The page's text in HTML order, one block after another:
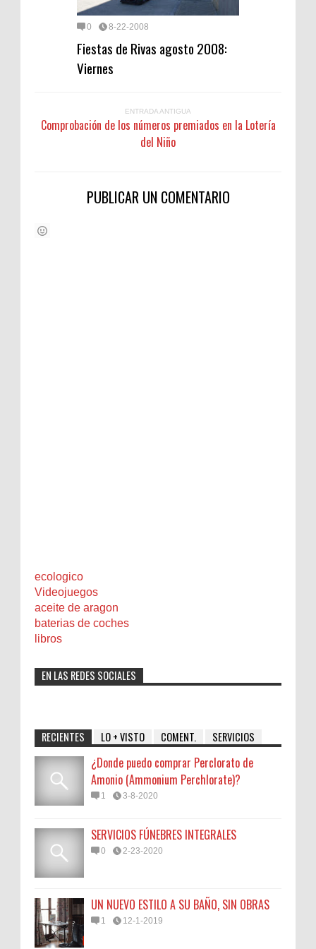
0 8-22-2008
Fiestas de Rivas agosto 2008:
Viernes
ENTRADA ANTIGUA
Comprobación de los números premiados en la Lotería
del Niño
PUBLICAR UN COMENTARIO
ecologico
Videojuegos
aceite de aragon
baterias de coches
libros
EN LAS REDES SOCIALES
RECIENTES LO + VISTO COMENT. SERVICIOS
¿Donde puedo comprar Perclorato de
Amonio (Ammonium Perchlorate)?
1 3-8-2020
SERVICIOS FÚNEBRES INTEGRALES
0 2-23-2020
UN NUEVO ESTILO A SU BAÑO, SIN OBRAS
1 12-1-2019